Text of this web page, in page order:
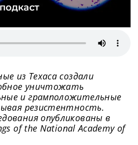
из Техаса создали
уничтожать
и грамположительные
резистентность.
опубликованы в
of the National Academy of